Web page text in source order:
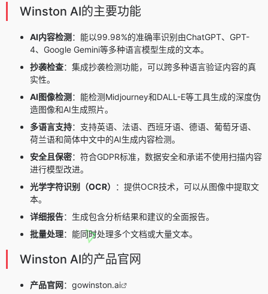
Winston AI的主要功能
AI内容检测 ：能以99.98%的准确率识别由ChatGPT、GPT-
4、Google Gemini等多种语言模型生成的文本。
抄袭检查：集成抄袭检测功能，可以跨多种语言验证内容的真
实性。
AI图像检测 ：能检测Midjourney和DALL-E等工具生成的深度伪
造图像和AI生成照片。
多语言支持：支持英语、法语、西班牙语、德语、葡萄牙语、
荷兰语和简体中文中的AI生成内容检测。
安全且保密：符合GDPR标准，数据安全和承诺不使用扫描内容
进行模型改进。
光学字符识别（OCR）
：提供OCR技术，可以从图像中提取文
本。
详细报告：生成包含分析结果和建议的全面报告。
批量处理：能同时处理多个文档或大量文本。
Winston AI的产品官网
产品官网： gowinston.ai